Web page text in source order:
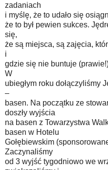
zadaniach
i myślę, że to udało się
że to był pewien sukces.
się,
że są miejsca, są zajęcia,
i
gdzie się nie buntuje
W
ubiegłym roku dołączyliśmy
–
basen. Na początku ze
doszły wyjścia
na basen z Towarzystwa
basen w Hotelu
Gołębiewskim
Zaczynaliśmy
od 3 wyjść tygodniowo we